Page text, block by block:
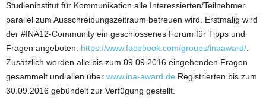
Studieninstitut für Kommunikation alle Interessierten/Teilnehmer
parallel zum Ausschreibungszeitraum betreuen wird. Erstmalig wird
der #INA12-Community ein geschlossenes Forum für Tipps und
Fragen angeboten: https://www.facebook.com/groups/inaaward/
Zusätzlich werden alle bis zum 09.09.2016 eingehen­den Fragen
gesammelt und allen über www.ina-award.de Registrierten bis zum
30.09.2016 gebündelt zur Verfügung gestellt.